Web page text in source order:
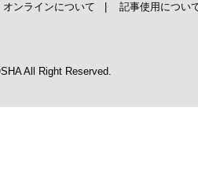
ンラインについて 記事使用につい
All Right Reserved.